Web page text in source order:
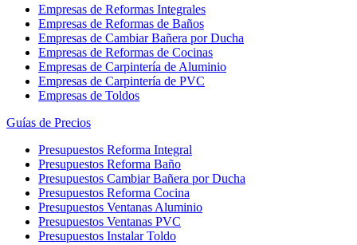
Empresas de Reformas Integrales
Empresas de Reformas de Baños
Empresas de Cambiar Bañera por Ducha
Empresas de Reformas de Cocinas
Empresas de Carpintería de Aluminio
Empresas de Carpintería de PVC
Empresas de Toldos
Guías de Precios
Presupuestos Reforma Integral
Presupuestos Reforma Baño
Presupuestos Cambiar Bañera por Ducha
Presupuestos Reforma Cocina
Presupuestos Ventanas Aluminio
Presupuestos Ventanas PVC
Presupuestos Instalar Toldo